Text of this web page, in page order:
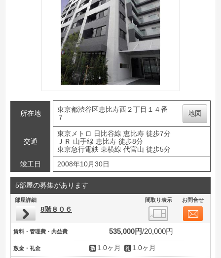
所在地
東京都渋谷区恵比寿西２丁目１４番
７
地図
交通
東京メトロ 日比谷線 恵比寿 徒歩7分
ＪＲ 山手線 恵比寿 徒歩8分
東京急行電鉄 東横線 代官山 徒歩5分
竣工日
2008年10月30日
5部屋の募集があります
部屋詳細 間取り表示 お問合せ
8階８０６
賃料・管理費・共益費 535,000円 20,000円
敷金・礼金 1.0ヶ月 1.0ヶ月